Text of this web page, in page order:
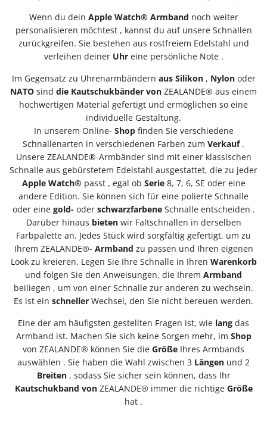
Wenn du dein Apple Watch® Armband noch weiter
personalisieren möchtest , kannst du auf unsere Schnallen
zurückgreifen. Sie bestehen aus rostfreiem Edelstahl und
verleihen deiner Uhreine persönliche Note .
Im Gegensatz zu Uhrenarmbändern aus Silikon , Nylon oder
NATO sind die Kautschukbänder von ZEALANDE® aus einem
hochwertigen Material gefertigt und ermöglichen so eine
individuelle Gestaltung.
In unserem Online- Shopfinden Sie verschiedene
Schnallenarten in verschiedenen Farben zum Verkauf.
Unsere ZEALANDE®-Armbänder sind mit einer klassischen
Schnalle aus gebürstetem Edelstahl ausgestattet, die zu jeder
Apple Watch® passt , egal ob Serie8, 7, 6, SE oder eine
andere Edition. Sie können sich für eine polierte Schnalle
oder eine gold- oder schwarzfarbeneSchnalle entscheiden .
Darüber hinaus bietenwir Faltschnallen in derselben
Farbpalette an. Jedes Stück wird sorgfältig gefertigt, um zu
Ihrem ZEALANDE®- Armband zu passen und Ihren eigenen
Look zu kreieren. Legen Sie Ihre Schnalle in Ihren Warenkorb
und folgen Sie den Anweisungen, die Ihrem Armband
beiliegen , um von einer Schnalle zur anderen zu wechseln.
Es ist ein schneller Wechsel, den Sie nicht bereuen werden.
Eine der am häufigsten gestellten Fragen ist, wie lang das
Armband ist. Machen Sie sich keine Sorgen mehr, im Shop
von ZEALANDE® können Sie die Größe Ihres Armbands
auswählen . Sie haben die Wahl zwischen 3 Längen und 2
Breiten, sodass Sie sicher sein können, dass Ihr
Kautschukband von ZEALANDE® immer die richtige Größe
hat .